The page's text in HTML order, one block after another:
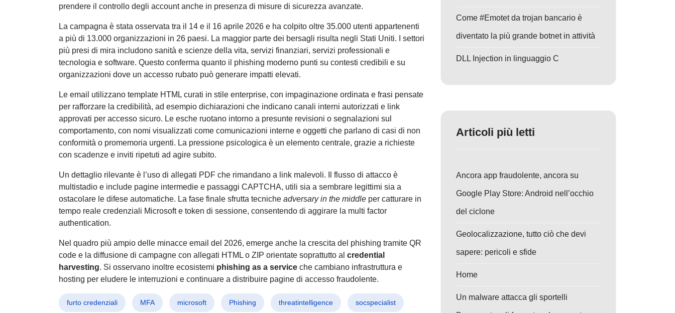
prendere il controllo degli account anche in presenza di misure di sicurezza avanzate.
La campagna è stata osservata tra il 14 e il 16 aprile 2026 e ha colpito oltre 35.000 utenti appartenenti
a più di 13.000 organizzazioni in 26 paesi. La maggior parte dei bersagli risulta negli Stati Uniti. I settori
più presi di mira includono sanità e scienze della vita, servizi finanziari, servizi professionali e
tecnologia e software. Questo conferma quanto il phishing moderno punti su contesti credibili e su
organizzazioni dove un accesso rubato può generare impatti elevati.
Le email utilizzano template HTML curati in stile enterprise, con impaginazione ordinata e frasi pensate
per rafforzare la credibilità, ad esempio dichiarazioni che indicano canali interni autorizzati e link
approvati per accesso sicuro. Le esche ruotano intorno a presunte revisioni o segnalazioni sul
comportamento, con nomi visualizzati come comunicazioni interne e oggetti che parlano di casi di non
conformità o promemoria urgenti. La pressione psicologica è un elemento centrale, grazie a richieste
con scadenze e inviti ripetuti ad agire subito.
Un dettaglio rilevante è l’uso di allegati PDF che rimandano a link malevoli. Il flusso di attacco è
multistadio e include pagine intermedie e passaggi CAPTCHA, utili sia a sembrare legittimi sia a
ostacolare le difese automatiche. La fase finale sfrutta tecniche adversary in the middle per catturare in
tempo reale credenziali Microsoft e token di sessione, consentendo di aggirare la multi factor
authentication.
Nel quadro più ampio delle minacce email del 2026, emerge anche la crescita del phishing tramite QR
code e la diffusione di campagne con allegati HTML o ZIP orientate soprattutto al credential
harvesting. Si osservano inoltre ecosistemi phishing as a service che cambiano infrastruttura e
hosting per eludere le interruzioni e continuare a distribuire pagine di accesso fraudolente.
furto credenziali MFA microsoft Phishing threatintelligence socspecialist
Come #Emotet da trojan bancario è
diventato la più grande botnet in attività
DLL Injection in linguaggio C
Articoli più letti
Ancora app fraudolente, ancora su
Google Play Store: Android nell’occhio
del ciclone
Geolocalizzazione, tutto ciò che devi
sapere: pericoli e sfide
Home
Un malware attacca gli sportelli